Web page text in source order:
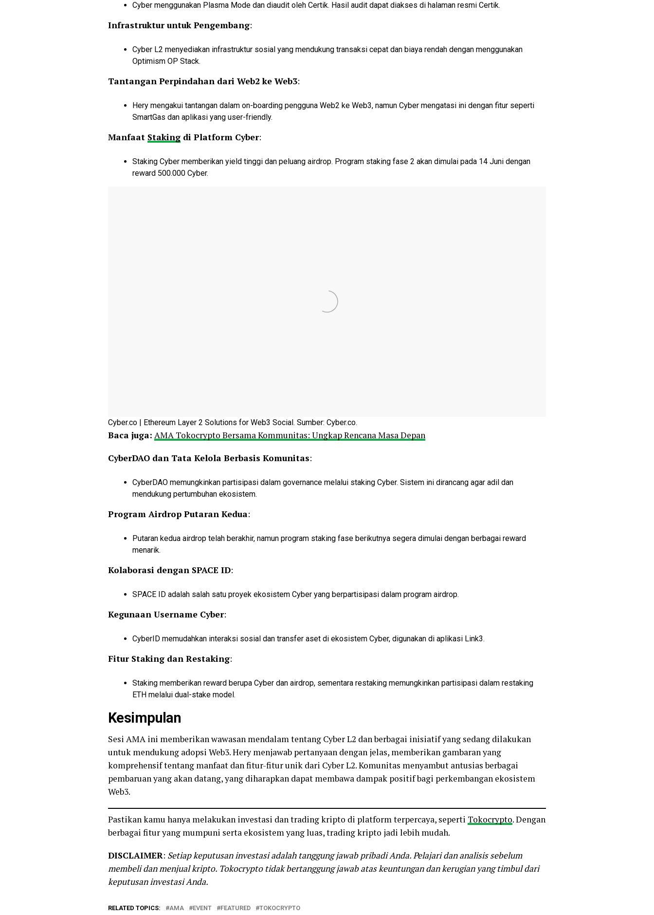
Cyber menggunakan Plasma Mode dan diaudit oleh Certik. Hasil audit dapat diakses di halaman resmi Certik.
Infrastruktur untuk Pengembang:
Cyber L2 menyediakan infrastruktur sosial yang mendukung transaksi cepat dan biaya rendah dengan menggunakan
Optimism OP Stack.
Tantangan Perpindahan dari Web2 ke Web3:
Hery mengakui tantangan dalam on-boarding pengguna Web2 ke Web3, namun Cyber mengatasi ini dengan fitur seperti
SmartGas dan aplikasi yang user-friendly.
Manfaat Staking di Platform Cyber:
Staking Cyber memberikan yield tinggi dan peluang airdrop. Program staking fase 2 akan dimulai pada 14 Juni dengan
reward 500.000 Cyber.
Cyber.co | Ethereum Layer 2 Solutions for Web3 Social. Sumber: Cyber.co.
Baca juga: AMA Tokocrypto Bersama Kommunitas: Ungkap Rencana Masa Depan
CyberDAO dan Tata Kelola Berbasis Komunitas:
CyberDAO memungkinkan partisipasi dalam governance melalui staking Cyber. Sistem ini dirancang agar adil dan
mendukung pertumbuhan ekosistem.
Program Airdrop Putaran Kedua:
Putaran kedua airdrop telah berakhir, namun program staking fase berikutnya segera dimulai dengan berbagai reward
menarik.
Kolaborasi dengan SPACE ID:
SPACE ID adalah salah satu proyek ekosistem Cyber yang berpartisipasi dalam program airdrop.
Kegunaan Username Cyber:
CyberID memudahkan interaksi sosial dan transfer aset di ekosistem Cyber, digunakan di aplikasi Link3.
Fitur Staking dan Restaking:
Staking memberikan reward berupa Cyber dan airdrop, sementara restaking memungkinkan partisipasi dalam restaking
ETH melalui dual-stake model.
Kesimpulan
Sesi AMA ini memberikan wawasan mendalam tentang Cyber L2 dan berbagai inisiatif yang sedang dilakukan
untuk mendukung adopsi Web3. Hery menjawab pertanyaan dengan jelas, memberikan gambaran yang
komprehensif tentang manfaat dan fitur-fitur unik dari Cyber L2. Komunitas menyambut antusias berbagai
pembaruan yang akan datang, yang diharapkan dapat membawa dampak positif bagi perkembangan ekosistem
Web3.
Pastikan kamu hanya melakukan investasi dan trading kripto di platform terpercaya, seperti Tokocrypto. Dengan
berbagai fitur yang mumpuni serta ekosistem yang luas, trading kripto jadi lebih mudah.
DISCLAIMER: Setiap keputusan investasi adalah tanggung jawab pribadi Anda. Pelajari dan analisis sebelum
membeli dan menjual kripto. Tokocrypto tidak bertanggung jawab atas keuntungan dan kerugian yang timbul dari
keputusan investasi Anda.
RELATED TOPICS: AMA EVENT FEATURED TOKOCRYPTO